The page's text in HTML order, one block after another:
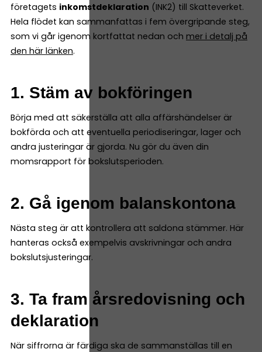
företagets inkomstdeklaration (INK2) till Skatteverket.
Hela flödet kan sammanfattas i fem övergripande steg,
som vi går igenom kortfattat nedan och mer i detalj på
den här länken.
1. Stäm av bokföringen
Börja med att säkerställa att alla affärshändelser är
bokförda och att eventuella periodiseringar, lager och
andra justeringar är gjorda. Nu gör du även din
momsrapport för bokslutsperioden.
2. Gå igenom balanskontona
Nästa steg är att kontrollera att saldona stämmer. Här
hanteras också exempelvis avskrivningar och andra
bokslutsjusteringar.
3. Ta fram årsredovisning och
deklaration
När siffrorna är färdiga ska de sammanställas till en